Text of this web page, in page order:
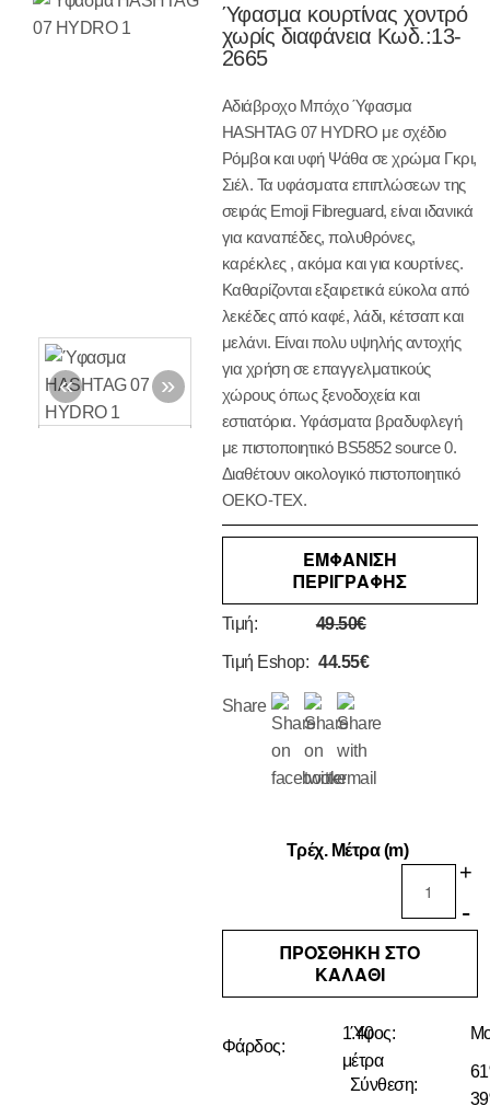
Ύφασμα κουρτίνας χοντρό
χωρίς διαφάνεια Κωδ.:13-
2665
Αδιάβροχο Μπόχο Ύφασμα
HASHTAG 07 HYDRO με σχέδιο
Ρόμβοι και υφή Ψάθα σε χρώμα Γκρι,
Σιέλ. Τα υφάσματα επιπλώσεων της
σειράς Emoji Fibreguard, είναι ιδανικά
για καναπέδες, πολυθρόνες,
καρέκλες , ακόμα και για κουρτίνες.
Καθαρίζονται εξαιρετικά εύκολα από
λεκέδες από καφέ, λάδι, κέτσαπ και
μελάνι. Είναι πολυ υψηλής αντοχής
για χρήση σε επαγγελματικούς
χώρους όπως ξενοδοχεία και
εστιατόρια. Υφάσματα βραδυφλεγή
με πιστοποιητικό BS5852 source 0.
Διαθέτουν οικολογικό πιστοποιητικό
OEKO-TEX.
ΕΜΦΑΝΙΣΗ
ΠΕΡΙΓΡΑΦΗΣ
Τιμή: 49.50€
Τιμή Eshop: 44.55€
Share
Τρέχ. Μέτρα (m)
+
-
ΠΡΟΣΘΗΚΗ ΣΤΟ
ΚΑΛΑΘΙ
Φάρδος:
1.40
μέτρα
Ύφος:
Σύνθεση: